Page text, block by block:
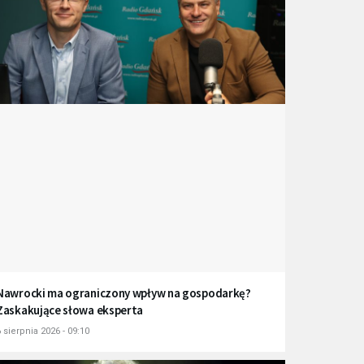
ma ograniczony wpływ na gospodarkę?
słowa eksperta
sierpnia 2026 - 09:10